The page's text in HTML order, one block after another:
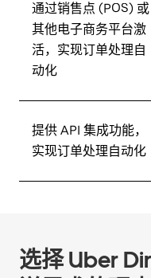
通过销售点 (POS) 或
其他电子商务平台激
活，实现订单处理自
动化
提供 API 集成功能，
实现订单处理自动化
选择 Uber